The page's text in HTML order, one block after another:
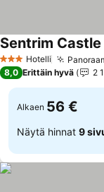
3 Tähtiluokitus
Hotelli
Sentrim
8,0 Erittäin hyvä 2
Alkaen 56 €
Näytä hinnat 9